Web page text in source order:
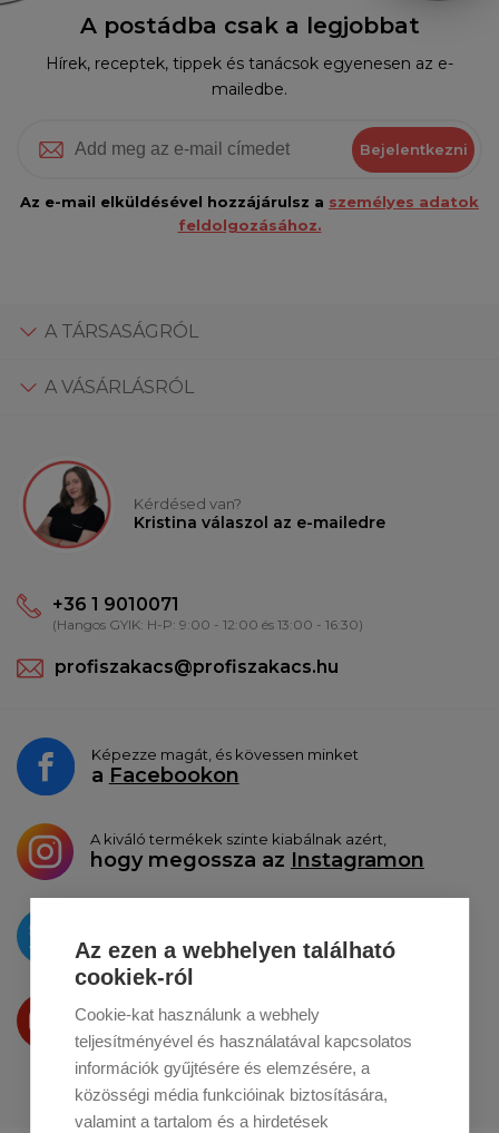
A postádba csak a legjobbat
Hírek, receptek, tippek és tanácsok egyenesen az e-
mailedbe.
Bejelentkezni
Az e-mail elküldésével hozzájárulsz a személyes adatok
feldolgozásához.
A TÁRSASÁGRÓL
A VÁSÁRLÁSRÓL
Kérdésed van?
Kristina válaszol az e-mailedre
+36 1 9010071
(Hangos GYIK: H-P: 9:00 - 12:00 és 13:00 - 16:30)
profiszakacs@profiszakacs.hu
Képezze magát, és kövessen minket
a Facebookon
A kiváló termékek szinte kiabálnak azért,
hogy megossza az Instagramon
a Twitterentesszük közzé
Termékeinket
a Youtube-on is bemutatjuk
Az ezen a webhelyen található
cookiek-ról
Cookie-kat használunk a webhely
teljesítményével és használatával kapcsolatos
információk gyűjtésére és elemzésére, a
közösségi média funkcióinak biztosítására,
valamint a tartalom és a hirdetések